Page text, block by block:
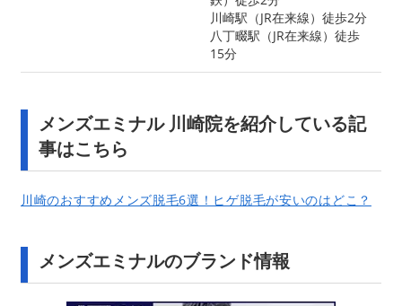
川崎駅（JR在来線）徒歩2分
八丁畷駅（JR在来線）徒歩
15分
メンズエミナル 川崎院を紹介している記
事はこちら
川崎のおすすめメンズ脱毛6選！ヒゲ脱毛が安いのはどこ？
メンズエミナルのブランド情報